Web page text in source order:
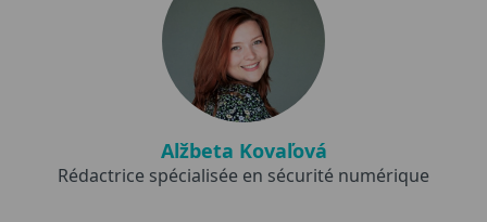
Alžbeta Kovaľová
Rédactrice spécialisée en sécurité numérique